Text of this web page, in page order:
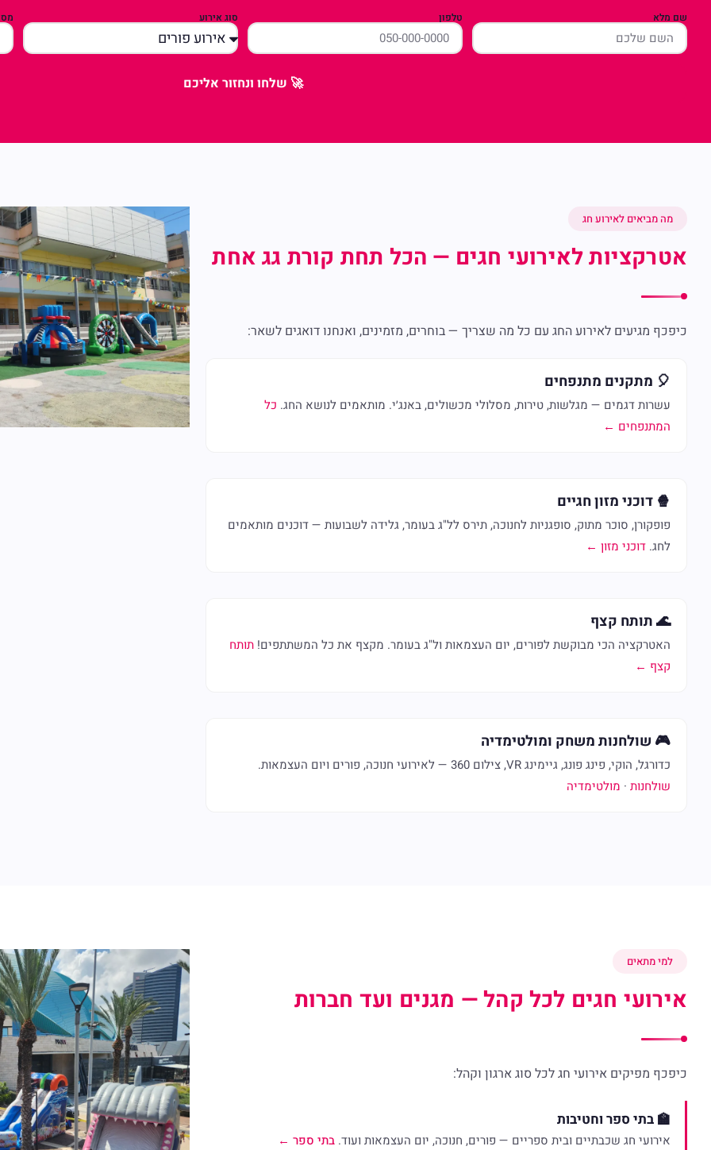
שם מלא טלפון סוג אירוע
🚀 שלחו ונחזור אליכם
מה מביאים לאירוע חג
אטרקציות לאירועי חגים — הכל תחת קורת גג אחת
כיפכף מגיעים לאירוע החג עם כל מה שצריך — בוחרים, מזמינים, ואנחנו דואגים לשאר:
🎈 מתקנים מתנפחים
עשרות דגמים — מגלשות, טירות, מסלולי מכשולים, באנג׳י. מותאמים לנושא החג. כל
המתנפחים ←
🍿 דוכני מזון חגיים
פופקורן, סוכר מתוק, סופגניות לחנוכה, תירס לל"ג בעומר, גלידה לשבועות — דוכנים מותאמים
לחג. דוכני מזון ←
🌊 תותח קצף
האטרקציה הכי מבוקשת לפורים, יום העצמאות ול"ג בעומר. מקצף את כל המשתתפים! תותח
קצף ←
🎮 שולחנות משחק ומולטימדיה
כדורגל, הוקי, פינג פונג, גיימינג VR, צילום 360 — לאירועי חנוכה, פורים ויום העצמאות.
שולחנות · מולטימדיה
למי מתאים
אירועי חגים לכל קהל — מגנים ועד חברות
כיפכף מפיקים אירועי חג לכל סוג ארגון וקהל:
🏫 בתי ספר וחטיבות
אירועי חג שכבתיים ובית ספריים — פורים, חנוכה, יום העצמאות ועוד. בתי ספר ←